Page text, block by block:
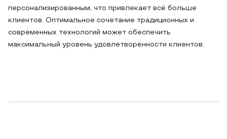
персонализированным, что привлекает всё больше
клиентов. Оптимальное сочетание традиционных и
современных технологий может обеспечить
максимальный уровень удовлетворённости клиентов.